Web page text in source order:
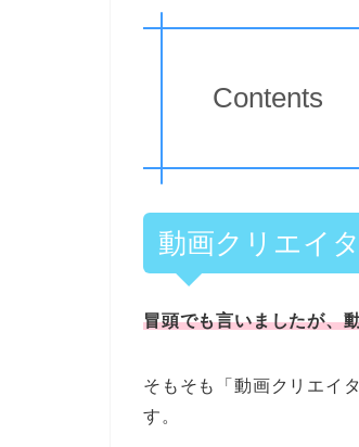
Contents
動画クリエイ
冒頭でも言いましたが、
そもそも「動画クリエイ
す。